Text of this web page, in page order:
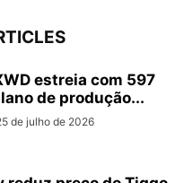
estreia com 597
de produção...
de julho de 2026